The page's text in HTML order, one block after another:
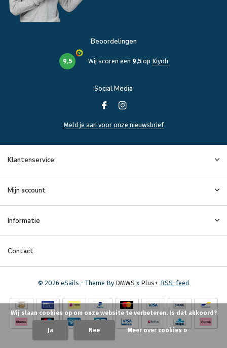
Beoordelingen
9,5 Wij scoren een 9,5op Kiyoh
Social Media
Meld je aan voor onze nieuwsbrief
Klantenservice
Mijn account
Informatie
Contact
© 2026 eSails - Theme By DMWS x Plus+ RSS-feed
Wij slaan cookies op om onze website te verbeteren. Is dat akkoord?
Ja Nee Meer over cookies »